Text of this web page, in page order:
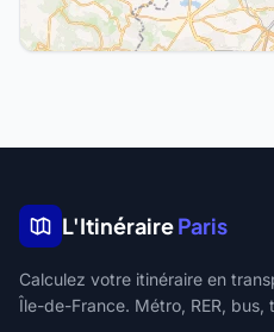
L'ItinéraireParis
Calculez votre itinéraire en
Île-de-France. Métro, RER, bus,